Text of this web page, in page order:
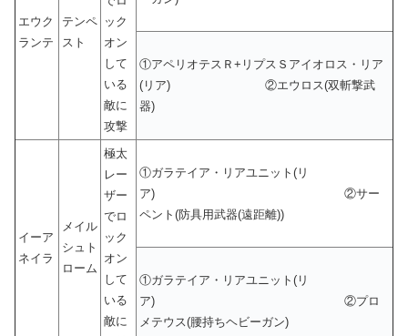
エウク
ランテ
テンペ
スト
ック
オン
して
いる
敵に
攻撃
①アペリオテスＲ+リプスＳアイオロス・リア
(リア) ②エウロス(双斬撃武
器)
イーア
ネイラ
メイル
シュト
ローム
極太
レー
ザー
でロ
ック
オン
して
いる
敵に
①ガラテイア・リアユニット(リ
ア) ②サー
ペント(防具用武器(遠距離))
①ガラテイア・リアユニット(リ
ア) ②プロ
メテウス(腰持ちヘビーガン)